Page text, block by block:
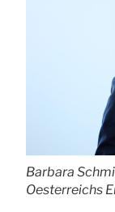
Barbara
Oesterreichs